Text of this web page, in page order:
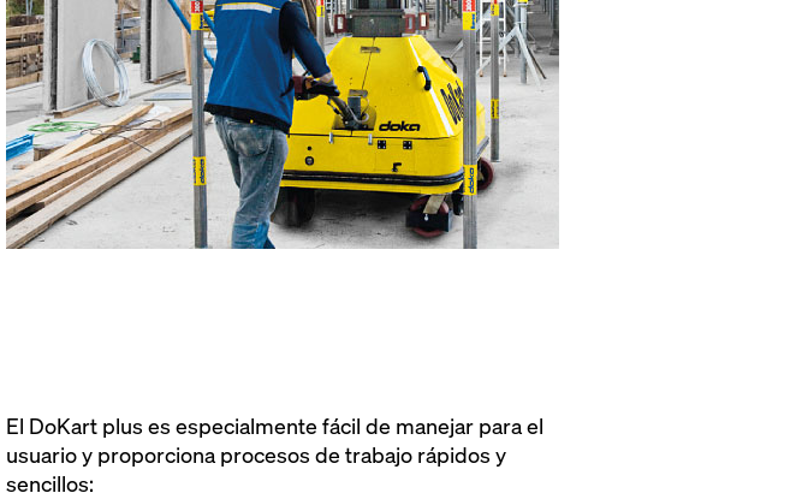
El DoKart plus es especialmente fácil de manejar para el
usuario y proporciona procesos de trabajo rápidos y
sencillos: